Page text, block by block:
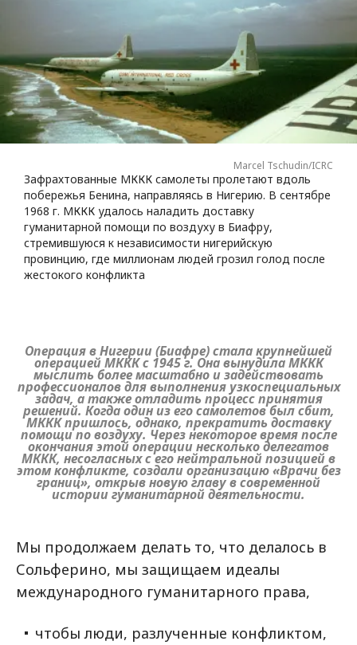
Marcel Tschudin/ICRC
Зафрахтованные МККК самолеты пролетают вдоль
побережья Бенина, направляясь в Нигерию. В сентябре
1968 г. МККК удалось наладить доставку
гуманитарной помощи по воздуху в Биафру,
стремившуюся к независимости нигерийскую
провинцию, где миллионам людей грозил голод после
жестокого конфликта
Операция в Нигерии (Биафре) стала крупнейшей
операцией МККК с 1945 г. Она вынудила МККК
мыслить более масштабно и задействовать
профессионалов для выполнения узкоспециальных
задач, а также отладить процесс принятия
решений. Когда один из его самолетов был сбит,
МККК пришлось, однако, прекратить доставку
помощи по воздуху. Через некоторое время после
окончания этой операции несколько делегатов
МККК, несогласных с его нейтральной позицией в
этом конфликте, создали организацию «Врачи без
границ», открыв новую главу в современной
истории гуманитарной деятельности.
Мы продолжаем делать то, что делалось в
Сольферино, мы защищаем идеалы
международного гуманитарного права,
чтобы люди, разлученные конфликтом,